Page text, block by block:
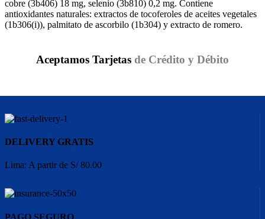
cobre (3b406) 18 mg, selenio (3b810) 0,2 mg. Contiene
antioxidantes naturales: extractos de tocoferoles de aceites vegetales
(1b306(i)), palmitato de ascorbilo (1b304) y extracto de romero.
Aceptamos Tarjetas de Crédito y Débito
DELIVERY GRATIS
Lima: A partir de S/ 80.00
PAGO SEGURO